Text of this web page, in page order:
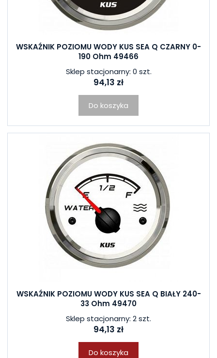
WSKAŹNIK POZIOMU WODY KUS SEA Q CZARNY 0-
190 Ohm 49466
Sklep stacjonarny: 0 szt.
94,13 zł
Do koszyka
WSKAŹNIK POZIOMU WODY KUS SEA Q BIAŁY 240-
33 Ohm 49470
Sklep stacjonarny: 2 szt.
94,13 zł
Do koszyka